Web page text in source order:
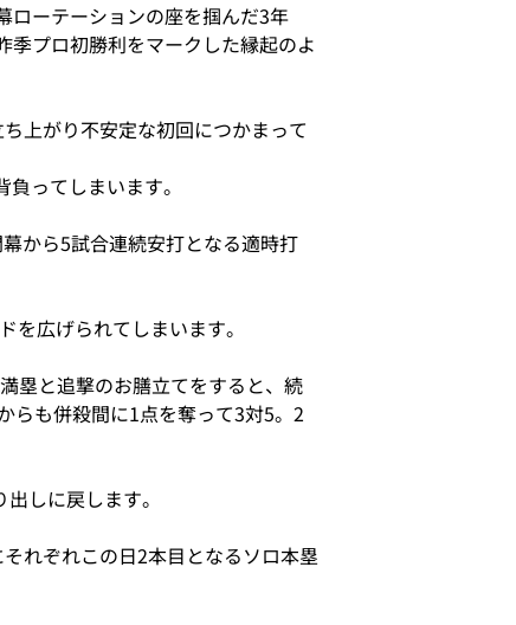
ローテーションの座を掴んだ3年
プロ初勝利をマークした縁起のよ
上がり不安定な初回につかまって
ってしまいます。
から5試合連続安打となる適時打
広げられてしまいます。
塁と追撃のお膳立てをすると、続
らも併殺間に1点を奪って3対5。2
しに戻します。
れぞれこの日2本目となるソロ本塁